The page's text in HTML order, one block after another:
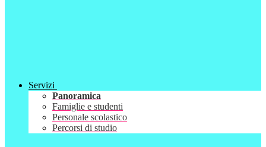
Servizi
Panoramica
Famiglie e studenti
Personale scolastico
Percorsi di studio